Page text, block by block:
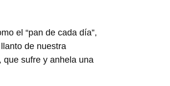
el “pan de cada día”,
de nuestra
que sufre y anhela una